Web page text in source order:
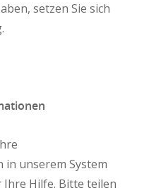
setzen Sie sich
unserem System
Hilfe. Bitte teilen